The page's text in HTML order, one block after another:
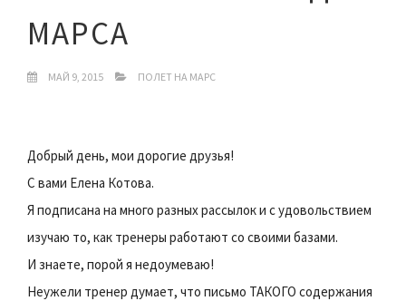
МАРСА
МАЙ 9, 2015 ПОЛЕТ НА МАРС
Добрый день, мои дорогие друзья!
С вами Елена Котова.
Я подписана на много разных рассылок и с удовольствием
изучаю то, как тренеры работают со своими базами.
И знаете, порой я недоумеваю!
Неужели тренер думает, что письмо ТАКОГО содержания